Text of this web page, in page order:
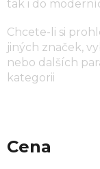
tak i do
Chcete-li si
jiných značek,
nebo dalších
kategorii
Cena